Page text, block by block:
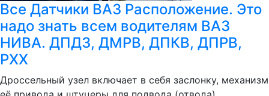
Все Датчики ВАЗ Расположение. Это
надо знать всем водителям ВАЗ
НИВА. ДПДЗ, ДМРВ, ДПКВ, ДПРВ,
РХХ
Дроссельный узел включает в себя заслонку, механизм